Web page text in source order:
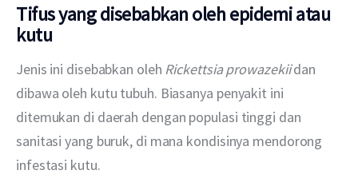
Tifus yang disebabkan oleh epidemi atau
kutu
Jenis ini disebabkan oleh Rickettsia prowazekii dan
dibawa oleh kutu tubuh. Biasanya penyakit ini
ditemukan di daerah dengan populasi tinggi dan
sanitasi yang buruk, di mana kondisinya mendorong
infestasi kutu.